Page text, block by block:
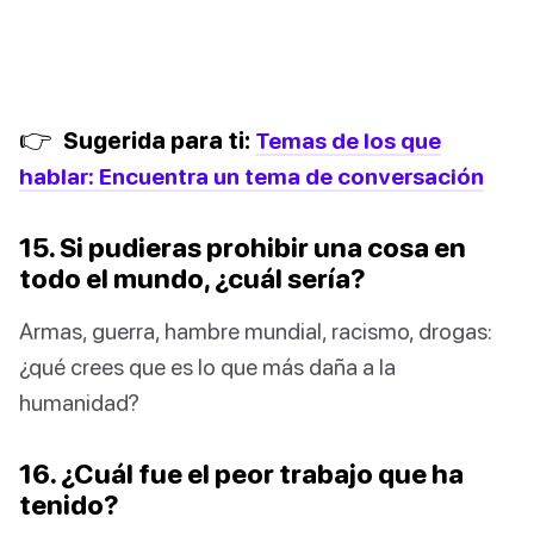
👉 Sugerida para ti: Temas de los que
hablar: Encuentra un tema de conversación
15. Si pudieras prohibir una cosa en
todo el mundo, ¿cuál sería?
Armas, guerra, hambre mundial, racismo, drogas:
¿qué crees que es lo que más daña a la
humanidad?
16. ¿Cuál fue el peor trabajo que ha
tenido?